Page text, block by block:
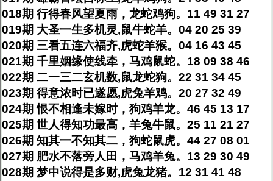
018期 行得春风望夏雨，龙蛇鸡狗。11 49 31 27
019期 大圣一生多机灵,鼠牛蛇羊。04 20 25 39
020期 三看五连六福齐,虎蛇羊猴。04 16 43 45
021期 千里姻缘使线牵，马鸡鼠蛇。18 09 38 46
022期 二一三二玄机数,鼠龙蛇狗。22 31 34 45
023期 得意浓时已遂愿,虎兔羊鸡。20 27 32 49
024期 恨不相逢未嫁时，狗鸡羊龙。46 45 13 17
025期 世人得知功最高，羊兔牛鼠。25 11 21 27
026期 知其一不知其二，狗蛇鼠虎。44 27 08 01
027期 肥水不落旁人田，马鸡羊兔。13 29 30 49
028期 梦中说得是多财,虎兔龙猪。12 31 41 48